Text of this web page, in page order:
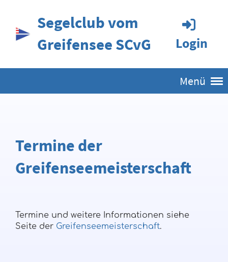
Segelclub vom
Greifensee SCvG
Login
Menü
Termine der
Greifenseemeisterschaft
Termine und weitere Informationen siehe
Seite der Greifenseemeisterschaft.